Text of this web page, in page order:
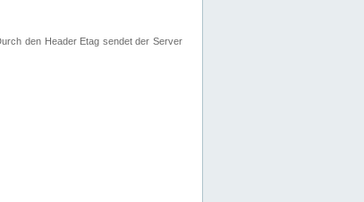
den Header Etag sendet der Server